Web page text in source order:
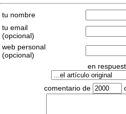
tu nombre
tu email
(opcional)
web personal
(opcional)
en
comentario de